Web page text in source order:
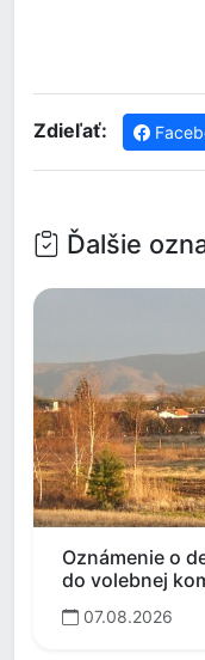
Zdieľať:
Ďalšie
Oznámenie o
do volebnej
07.08.2026